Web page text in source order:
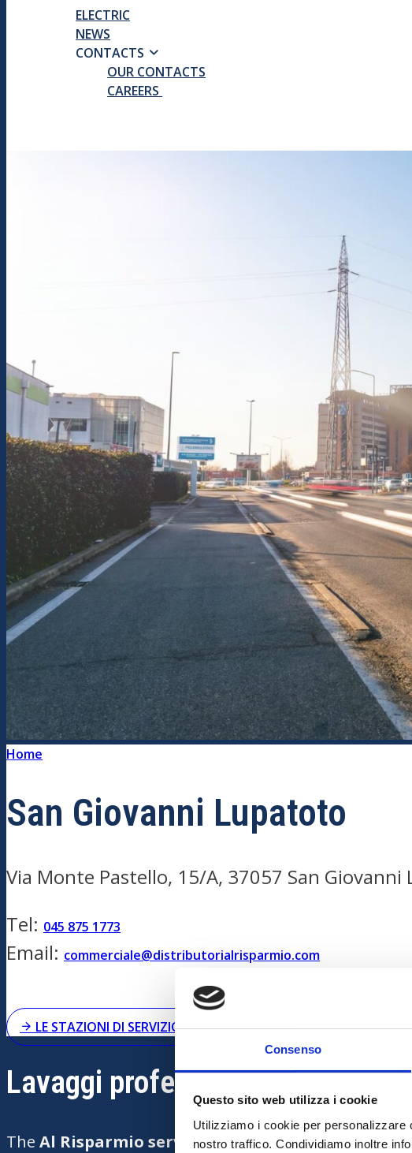
Consenso
Questo sito web utilizza i cookie
Utilizziamo i cookie per personalizzare
nostro traffico. Condividiamo inoltre
ELECTRIC
NEWS
CONTACTS
OUR CONTACTS
CAREERS
Home
San Giovanni Lupatoto
Via Monte Pastello, 15/A, 37057 San Giovanni
Tel: 045 875 1773
Email: commerciale@distributorialrisparmio.com
LE STAZIONI DI SERVIZIO
Lavaggi professionali
The Al Risparmio service station in San Giovanni